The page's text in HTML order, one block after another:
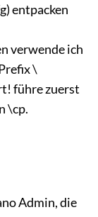
entpacken
verwende ich
\
führe zuerst
\cp.
Admin, die